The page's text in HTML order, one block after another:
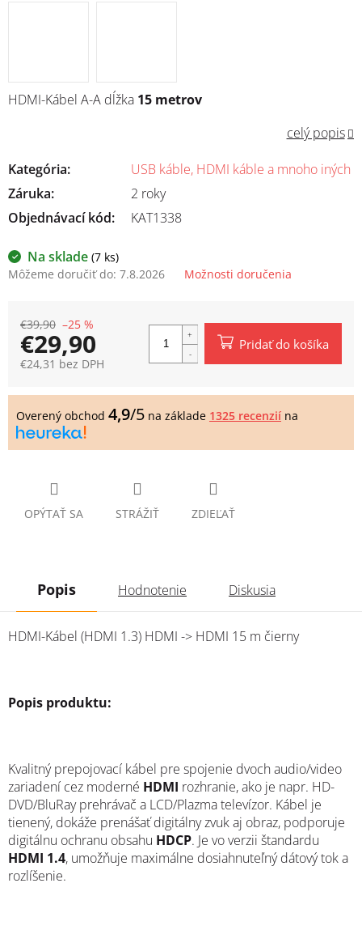
Na sklade (7 ks)
Môžeme doručiť do: 7.8.2026 Možnosti doručenia
HDMI-Kábel A-A dĺžka 15 metrov
celý popis
OPÝTAŤ SA STRÁŽIŤ ZDIEĽAŤ
Kategória:
USB káble, HDMI káble a mnoho iných
Záruka:
2 roky
Objednávací kód:
KAT1338
€39,90 –25 %
€29,90
€24,31 bez DPH
cena:
Pridať do košíka
Overený obchod 4,9/5 na základe 1325 recenzií na
Popis Hodnotenie Diskusia
HDMI-Kábel (HDMI 1.3) HDMI -> HDMI 15 m čierny
Popis produktu:
Kvalitný prepojovací kábel pre spojenie dvoch audio/video
zariadení cez moderné HDMI rozhranie, ako je napr. HD-
DVD/BluRay prehrávač a LCD/Plazma televízor. Kábel je
tienený, dokáže prenášať digitálny zvuk aj obraz, podporuje
digitálnu ochranu obsahu HDCP. Je vo verzii štandardu
HDMI 1.4, umožňuje maximálne dosiahnuteľný dátový tok a
rozlíšenie.